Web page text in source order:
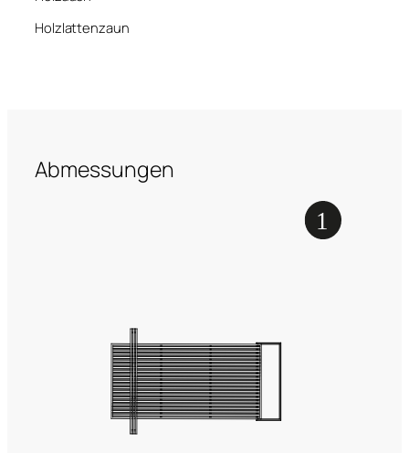
Holzlattenzaun
Abmessungen